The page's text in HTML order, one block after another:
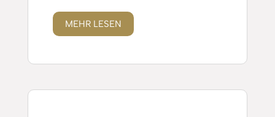
MEHR LESEN